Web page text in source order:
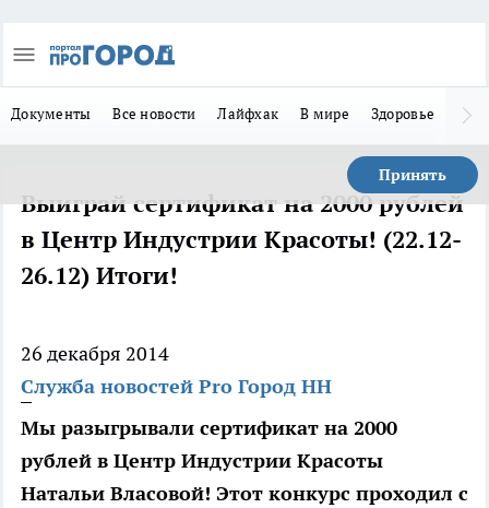
Документы Все новости Лайфхак В мире Здоровье
Принять
Выиграй сертификат на 2000 рублей
в Центр Индустрии Красоты! (22.12-
26.12) Итоги!
26 декабря 2014
Служба новостей Pro Город НН
Мы разыгрывали сертификат на 2000
рублей в Центр Индустрии Красоты
Натальи Власовой! Этот конкурс проходил с